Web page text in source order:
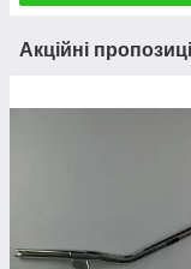
Акційні